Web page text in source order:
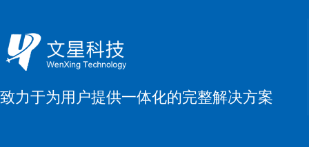
致力于为用户提供一体化的完整解决方案